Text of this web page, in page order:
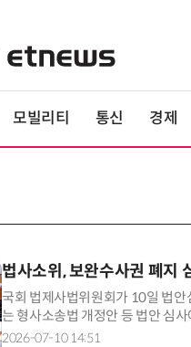
모빌리티 통신 경제
법사소위, 보완수사권 폐지
국회 법제사법위원회가 10일 법
는 형사소송법 개정안 등 법안 심
혁신당 박은정·차규근 의원이 각
2026-07-10 14:51